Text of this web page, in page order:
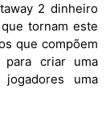
2 dinheiro
tornam este
que compõem
criar uma
uma